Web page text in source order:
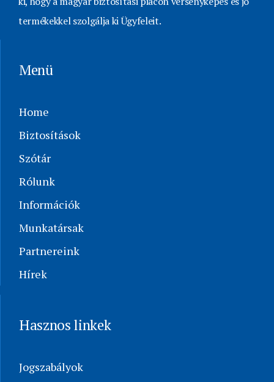
termékekkel szolgálja ki Ügyfeleit.
Menü
Home
Biztosítások
Szótár
Rólunk
Információk
Munkatársak
Partnereink
Hírek
Hasznos linkek
Jogszabályok